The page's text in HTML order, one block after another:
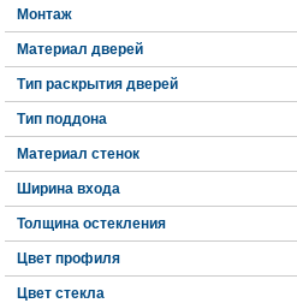
Монтаж
Материал дверей
Тип раскрытия дверей
Тип поддона
Материал стенок
Ширина входа
Толщина остекления
Цвет профиля
Цвет стекла